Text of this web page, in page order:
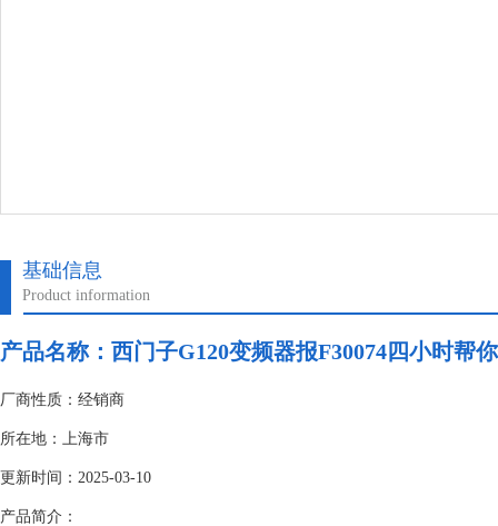
基础信息
Product information
产品名称： 西门子G120变频器报F30074四小时帮
厂商性质：经销商
所在地：上海市
更新时间：2025-03-10
产品简介：